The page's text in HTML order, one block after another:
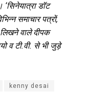
डॉट
समाचार पत्रों,
वाले दीपक
व टी.वी. से भी जुड़े
kenny desai